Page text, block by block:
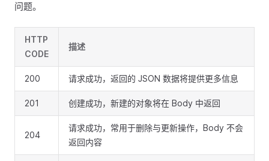
问题。
HTTP
CODE
描述
200 请求成功，返回的 JSON 数据将提供更多信息
201 创建成功，新建的对象将在 Body 中返回
204
请求成功，常用于删除与更新操作，Body 不会
返回内容